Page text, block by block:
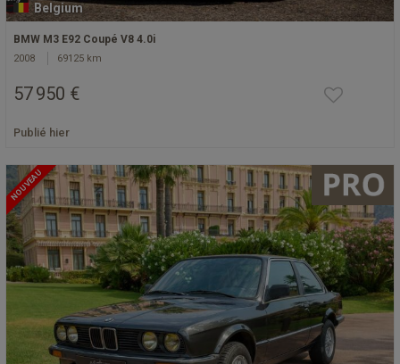
Belgium
BMW M3 E92 Coupé V8 4.0i
2008 69125 km
57 950 €
Publié hier
NOUVEAU